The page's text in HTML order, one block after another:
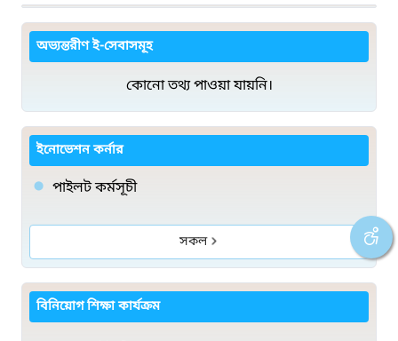
অভ্যন্তরীণ ই-সেবাসমূহ
কোনো তথ্য পাওয়া যায়নি।
ইনোভেশন কর্নার
পাইলট কর্মসূচী
সকল
বিনিয়োগ শিক্ষা কার্যক্রম